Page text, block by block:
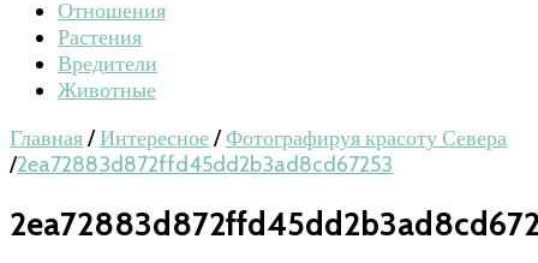
Отношения
Растения
Вредители
Животные
Главная/Интересное/Фотографируя красоту Севера
/2ea72883d872ffd45dd2b3ad8cd67253